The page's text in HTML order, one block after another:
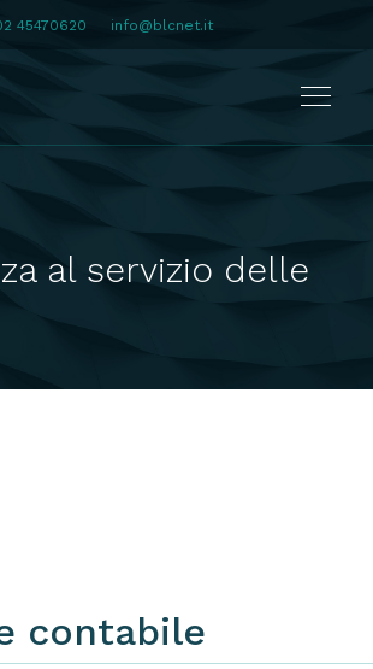
45470620 info@blcnet.it
al servizio delle
contabile